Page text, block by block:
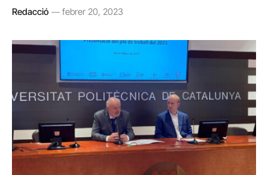
Redacció febrer 20, 2023